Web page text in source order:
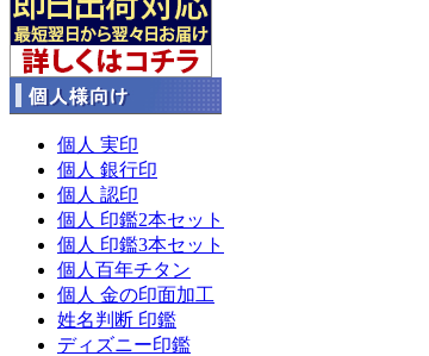
個人 実印
個人 銀行印
個人 認印
個人 印鑑2本セット
個人 印鑑3本セット
個人百年チタン
個人 金の印面加工
姓名判断 印鑑
ディズニー印鑑